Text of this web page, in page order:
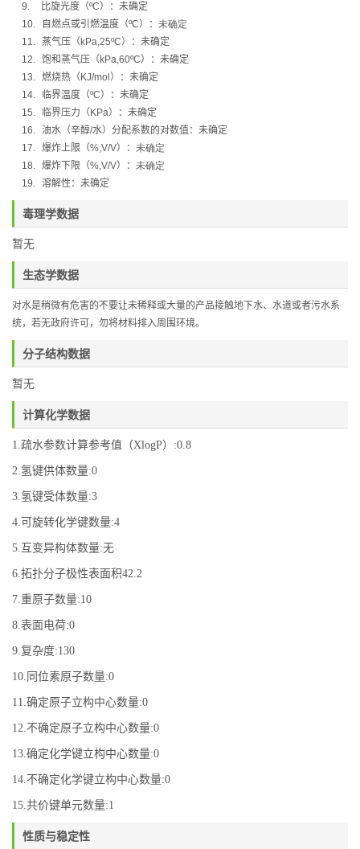
9.
比旋光度（ºC）： 未确定
10.
自燃点或引燃温度（ºC）： 未确定
11.
蒸气压（ kPa,25ºC）： 未确定
12. 饱和蒸气压（ kPa,60ºC）： 未确定
13. 燃烧热（ KJ/mol ）： 未确定
14.
临界温度（ºC）：未确定
15.
临界压力（ KPa）：未确定
16. 油水（辛醇/水）分配系数的对数值：未确定
17. 爆炸上限（%,V/V）： 未确定
18. 爆炸下限（%,V/V）： 未确定
19. 溶解性：未确定
毒理学数据
暂无
生态学数据
对水是稍微有危害的不要让未稀释或大量的产品接触地下水、水道或者污水系
统，若无政府许可，勿将材料排入周围环境。
分子结构数据
暂无
计算化学数据
1.疏水参数计算参考值（XlogP）:0.8
2.氢键供体数量:0
3.氢键受体数量:3
4.可旋转化学键数量:4
5.互变异构体数量:无
6.拓扑分子极性表面积42.2
7.重原子数量:10
8.表面电荷:0
9.复杂度:130
10.同位素原子数量:0
11.确定原子立构中心数量:0
12.不确定原子立构中心数量:0
13.确定化学键立构中心数量:0
14.不确定化学键立构中心数量:0
15.共价键单元数量:1
性质与稳定性